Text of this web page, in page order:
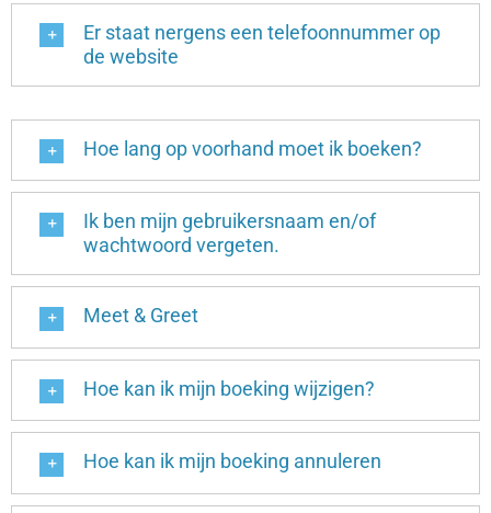
Er staat nergens een telefoonnummer op
de website
Hoe lang op voorhand moet ik boeken?
Ik ben mijn gebruikersnaam en/of
wachtwoord vergeten.
Meet & Greet
Hoe kan ik mijn boeking wijzigen?
Hoe kan ik mijn boeking annuleren